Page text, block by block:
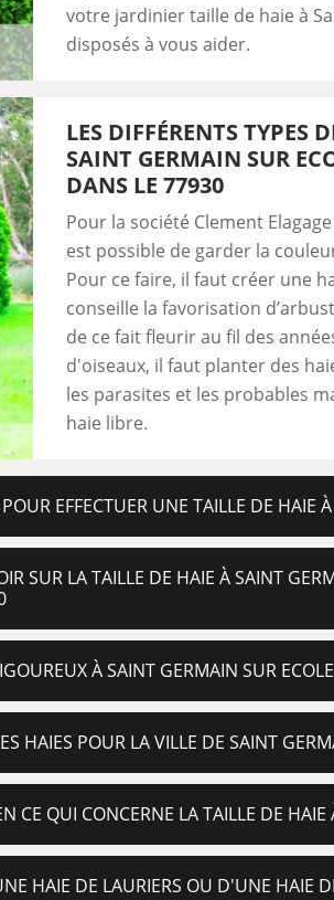
votre jardinier taille de haie à
disposés à vous aider.
LES DIFFÉRENTS TYPES
SAINT GERMAIN SUR
DANS LE 77930
Pour la société Clement
est possible de garder la
Pour ce faire, il faut créer une
conseille la favorisation
de ce fait fleurir au fil des
d'oiseaux, il faut planter des
les parasites et les probables
haie libre.
EFFECTUER UNE TAILLE DE HAIE
SUR LA TAILLE DE HAIE À SAINT
À SAINT GERMAIN SUR
HAIES POUR LA VILLE DE SAINT
CE QUI CONCERNE LA TAILLE DE
HAIE DE LAURIERS OU D'UNE HAIE